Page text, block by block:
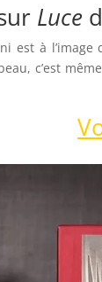
Luce
est à
c’est